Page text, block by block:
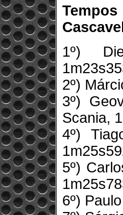
1º)
2º)
3º)
Scania,
4º)
5º)
6º)